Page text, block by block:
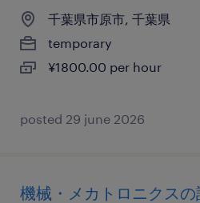
千葉県市原市, 千葉県
temporary
¥1800.00 per hour
posted 29 june 2026
機械・メカトロニクス